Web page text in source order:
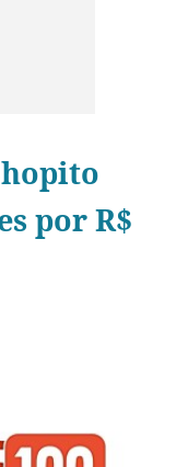
por R$